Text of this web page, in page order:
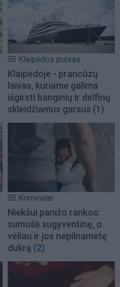
Klaipėdos pulsas
Klaipėdoje - prancūzų
laivas, kuriame galima
išgirsti banginių ir delfinų
skleidžiamus garsus (1)
Kriminalai
Niekšui panižo rankos:
sumušė sugyventinę, o
vėliau ir jos nepilnametę
dukrą (2)